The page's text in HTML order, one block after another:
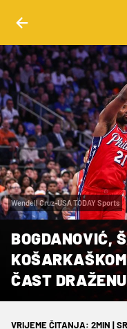
Wendell Cruz-USA TODAY Sports
BOGDANOVIĆ,
ČAST
VRIJEME ČITANJA: 2MIN |